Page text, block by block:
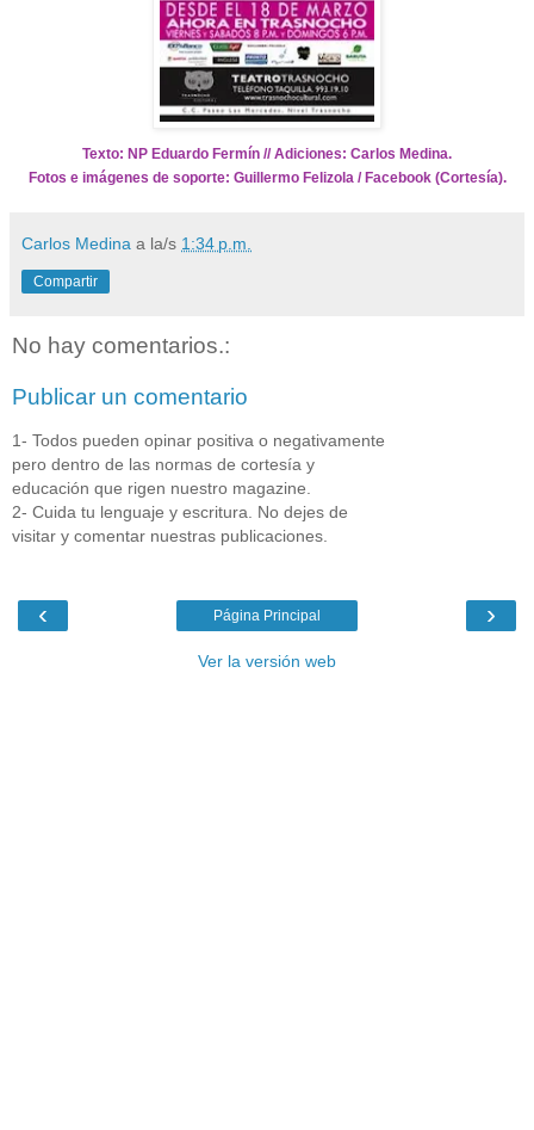
Texto: NP Eduardo Fermín // Adiciones: Carlos Medina.
Fotos e imágenes de soporte: Guillermo Felizola / Facebook (Cortesía).
Carlos Medina a la/s 1:34 p.m.
Compartir
No hay comentarios.:
Publicar un comentario
1- Todos pueden opinar positiva o negativamente
pero dentro de las normas de cortesía y
educación que rigen nuestro magazine.
2- Cuida tu lenguaje y escritura. No dejes de
visitar y comentar nuestras publicaciones.
‹ ›
Página Principal
Ver la versión web